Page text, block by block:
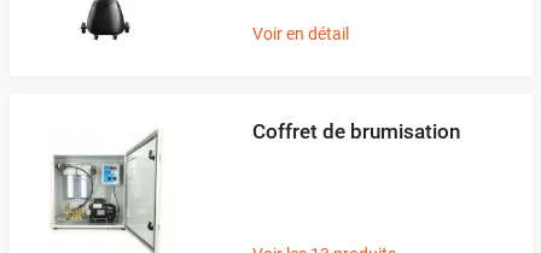
Voir en détail
Coffret de brumisation